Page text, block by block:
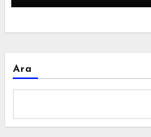
Ara